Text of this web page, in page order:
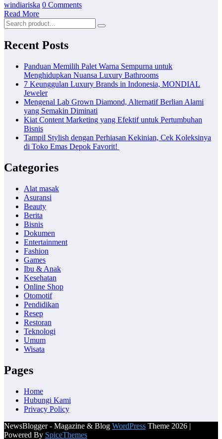
windiariska 0 Comments
Read More
Recent Posts
Panduan Memilih Palet Warna Sempurna untuk
Menghidupkan Nuansa Luxury Bathrooms
7 Keunggulan Luxury Brands in Indonesia, MONDIAL
Jeweler
Mengenal Lab Grown Diamond, Alternatif Berlian Alami
yang Semakin Diminati
Kiat Content Marketing yang Efektif untuk Pertumbuhan
Bisnis
Tampil Stylish dengan Perhiasan Kekinian, Cek Koleksinya
di Toko Emas Depok Favorit!
Categories
Alat masak
Asuransi
Beauty
Berita
Bisnis
Dokumen
Entertainment
Fashion
Games
Ibu & Anak
Kesehatan
Online Shop
Otomotif
Pendidikan
Resep
Restoran
Teknologi
Umum
Wisata
Pages
Home
Hubungi Kami
Privacy Policy
NewsBlogger - Magazine & Blog WordPress Theme 2026 |
Powered By SpiceThemes